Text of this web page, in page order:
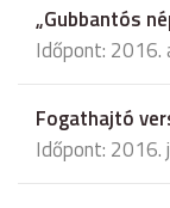
„Gubbantós
Időpont: 2016.
Fogathajtó
Időpont: 2016.